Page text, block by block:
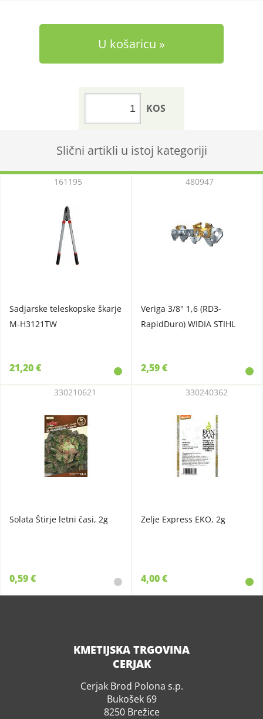
U košaricu
KOS
Slični artikli u istoj kategoriji
Sadjarske teleskopske škarje
M-H3121TW
161195
21,20 €
Veriga 3/8" 1,6 (RD3-
RapidDuro) WIDIA STIHL
480947
2,59 €
Solata Štirje letni časi, 2g
330210621
0,59 €
Zelje Express EKO, 2g
330240362
4,00 €
KMETIJSKA TRGOVINA
CERJAK
Cerjak Brod Polona s.p.
Bukošek 69
8250 Brežice